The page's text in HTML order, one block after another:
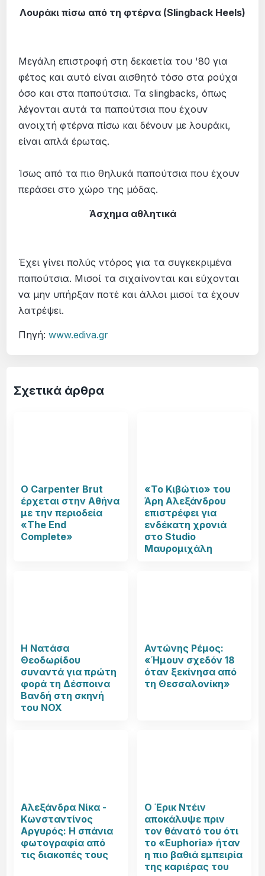
Λουράκι πίσω από τη φτέρνα (Slingback Heels)
Μεγάλη επιστροφή στη δεκαετία του '80 για
φέτος και αυτό είναι αισθητό τόσο στα ρούχα
όσο και στα παπούτσια. Τα slingbacks, όπως
λέγονται αυτά τα παπούτσια που έχουν
ανοιχτή φτέρνα πίσω και δένουν με λουράκι,
είναι απλά έρωτας.
Ίσως από τα πιο θηλυκά παπούτσια που έχουν
περάσει στο χώρο της μόδας.
Άσχημα αθλητικά
Έχει γίνει πολύς ντόρος για τα συγκεκριμένα
παπούτσια. Μισοί τα σιχαίνονται και εύχονται
να μην υπήρξαν ποτέ και άλλοι μισοί τα έχουν
λατρέψει.
Πηγή:www.ediva.gr
Σχετικά άρθρα
Ο Carpenter Brut
έρχεται στην Αθήνα
με την περιοδεία
«The End
Complete»
«Το Κιβώτιο» του
Άρη Αλεξάνδρου
επιστρέφει για
ενδέκατη χρονιά
στο Studio
Μαυρομιχάλη
Η Νατάσα
Θεοδωρίδου
συναντά για πρώτη
φορά τη Δέσποινα
Βανδή στη σκηνή
του NOX
Αντώνης Ρέμος:
«Ήμουν σχεδόν 18
όταν ξεκίνησα από
τη Θεσσαλονίκη»
Αλεξάνδρα Νίκα -
Κωνσταντίνος
Αργυρός: Η σπάνια
φωτογραφία από
τις διακοπές τους
Ο Έρικ Ντέιν
αποκάλυψε πριν
τον θάνατό του ότι
το «Euphoria» ήταν
η πιο βαθιά εμπειρία
της καριέρας του